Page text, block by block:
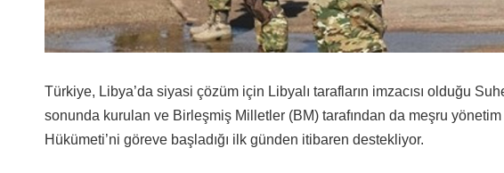
Türkiye, Libya’da siyasi çözüm için Libyalı tarafların imzacısı olduğu
sonunda kurulan ve Birleşmiş Milletler (BM) tarafından da meşru
Hükümeti’ni göreve başladığı ilk günden itibaren destekliyor.